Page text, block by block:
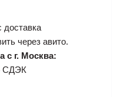
доставка
через авито.
с г. Москва:
СДЭК